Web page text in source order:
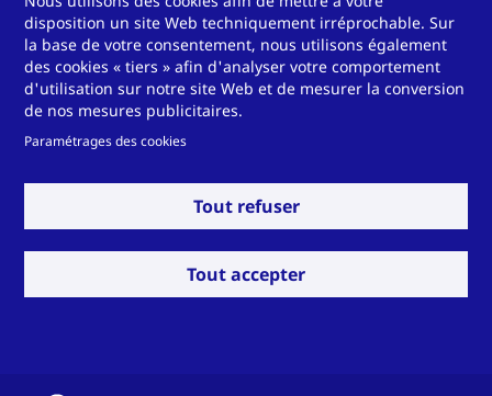
Germany
T+49 561 9583-900
info.otsde@technoform.com
Technoform Tailored Solutions Holding
GmbH
Otto-Hahn-Str.34
disposition un site Web techniquement irréprochable. Sur
la base de votre consentement, nous utilisons également
des cookies « tiers » afin d'analyser votre comportement
d'utilisation sur notre site Web et de mesurer la conversion
de nos mesures publicitaires.
Paramétrages des cookies
Tout refuser
Tout accepter